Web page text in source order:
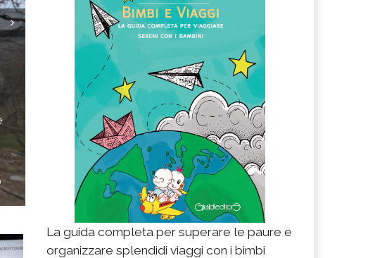
Festa della mamma in Liguria: evento per
Amici della Liguria, cosa farete per la festa della
Bordighera, per partecipare alla prima edizione di
laboratori gratuiti per tutta la famiglia.
LEGGI TUTTO
La guida completa per superare le paure e
organizzare splendidi viaggi con i bimbi